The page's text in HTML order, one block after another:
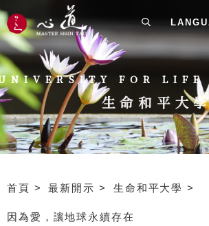
FOR LIFE
生命和平大
首頁 最新開示 生命和平大學
因為愛，讓地球永續存在